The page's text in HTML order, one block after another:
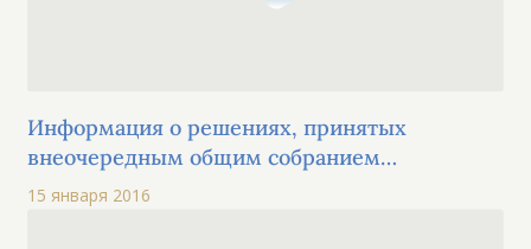
Информация о решениях, принятых
внеочередным общим собранием
акционеров
15 января 2016